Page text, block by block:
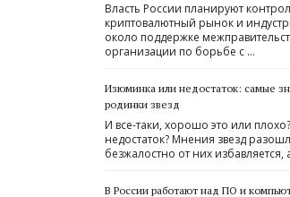
Власть России планируют
криптовалютный рынок и
около поддержке
организации по борьбе с …
Изюминка или недостаток: самые
родинки звезд
И все-таки, хорошо это или
недостаток? Мнения звезд
безжалостно от них избавляется,
В России работают над ПО и